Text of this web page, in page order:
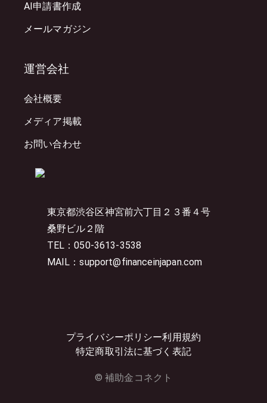
東京都渋谷区神宮前六丁目２３番４号
桑野ビル２階
TEL：050-3613-3538
MAIL：support@financeinjapan.com
プライバシーポリシー利用規約
特定商取引法に基づく表記
© 補助金コネクト
AI申請書作成
メールマガジン
運営会社
会社概要
メディア掲載
お問い合わせ